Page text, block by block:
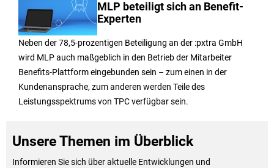
MLP beteiligt sich an Benefit-
Experten
Neben der 78,5-prozentigen Beteiligung an der :pxtra GmbH
wird MLP auch maßgeblich in den Betrieb der Mitarbeiter
Benefits-Plattform eingebunden sein – zum einen in der
Kundenansprache, zum anderen werden Teile des
Leistungsspektrums von TPC verfügbar sein.
Unsere Themen im Überblick
Informieren Sie sich über aktuelle Entwicklungen und